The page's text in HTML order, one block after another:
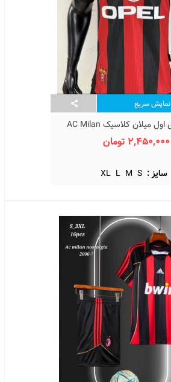
نمایش سریع
کیت پلیری اول میلان کلاسیک AC Milan
Classic 1998
2,450,000 تومان
سایز : S
M
L
XL